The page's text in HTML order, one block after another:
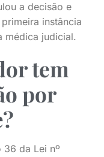
a decisão e
instância
médica judicial.
tem
por
da Lei nº